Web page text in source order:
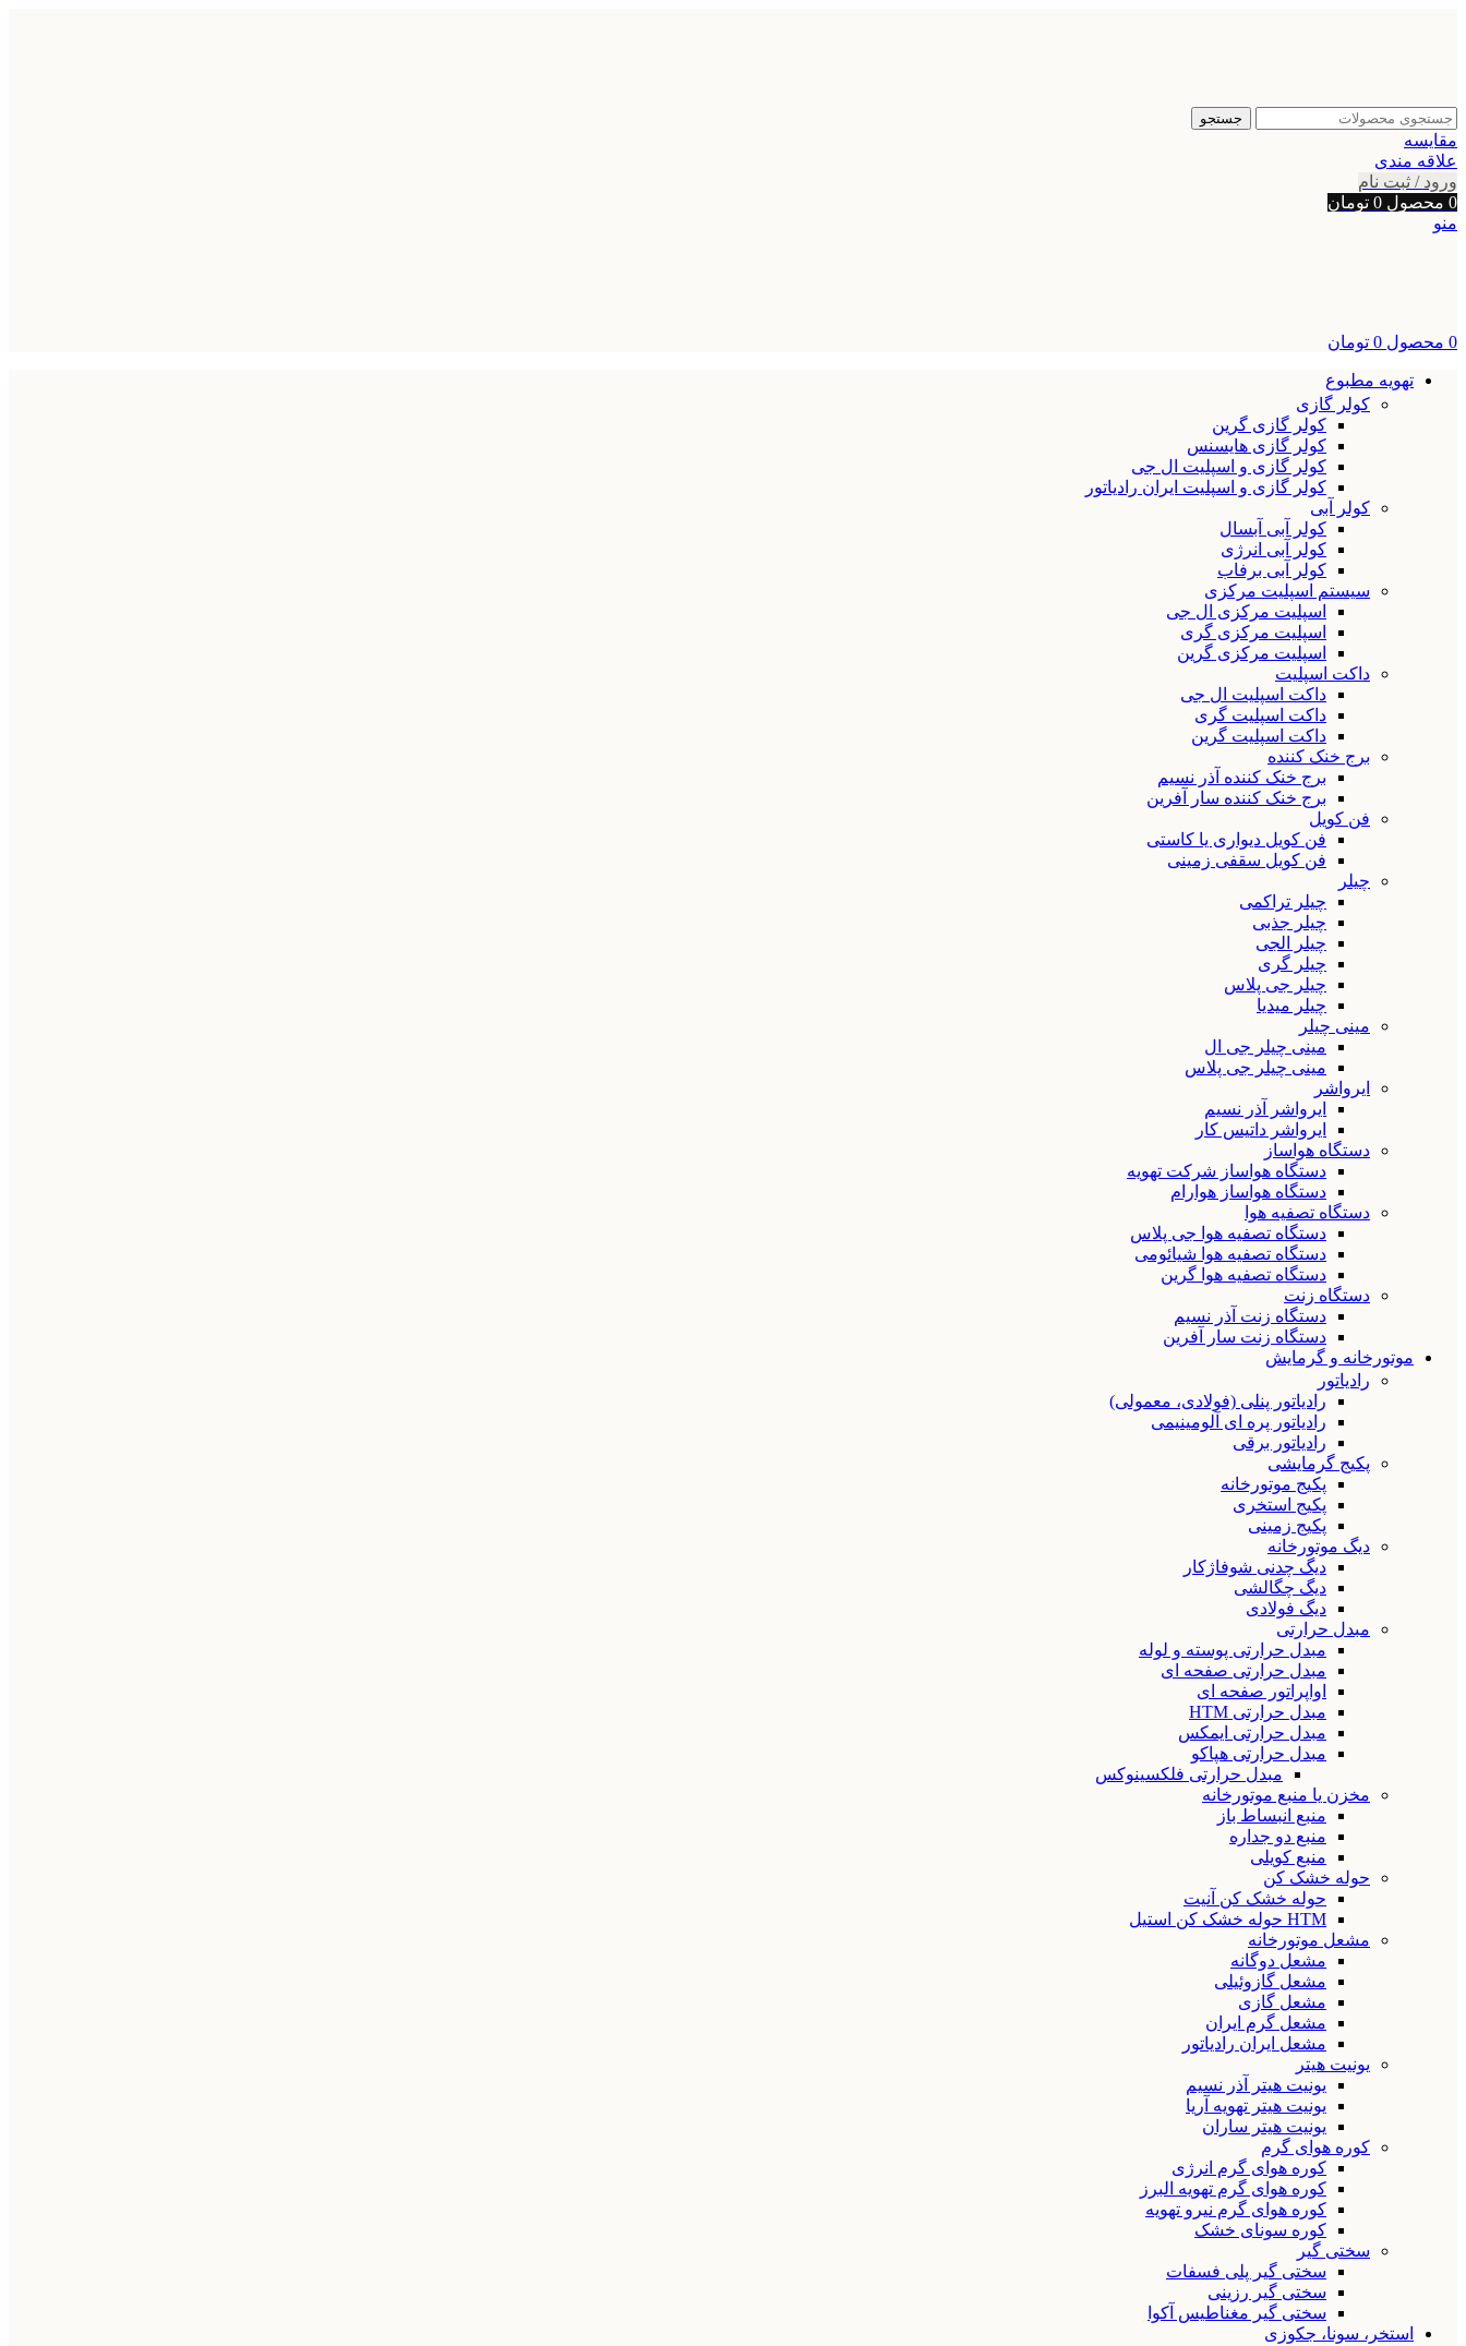
جستجو
مقایسه
علاقه مندی
ورود / ثبت نام
0 محصول 0 تومان
منو
0 محصول 0 تومان
تهویه مطبوع
کولر گازی
کولر گازی گرین
کولر گازی هایسنس
کولر گازی و اسپلیت ال جی
کولر گازی و اسپلیت ایران رادیاتور
کولر آبی
کولر آبی آبسال
کولر آبی انرژی
کولر آبی برفاب
سیستم اسپلیت مرکزی
اسپلیت مرکزی ال جی
اسپلیت مرکزی گری
اسپلیت مرکزی گرین
داکت اسپلیت
داکت اسپلیت ال جی
داکت اسپلیت گری
داکت اسپلیت گرین
برج خنک کننده
برج خنک کننده آذر نسیم
برج خنک کننده سار آفرین
فن کویل
فن کویل دیواری یا کاستی
فن کویل سقفی زمینی
چیلر
چیلر تراکمی
چیلر جذبی
چیلر الجی
چیلر گری
چیلر جی پلاس
چیلر میدیا
مینی چیلر
مینی چیلر جی ال
مینی چیلر جی پلاس
ایرواشر
ایرواشر آذر نسیم
ایرواشر داتیس کار
دستگاه هواساز
دستگاه هواساز شرکت تهویه
دستگاه هواساز هوارام
دستگاه تصفیه هوا
دستگاه تصفیه هوا جی پلاس
دستگاه تصفیه هوا شیائومی
دستگاه تصفیه هوا گرین
دستگاه زنت
دستگاه زنت آذر نسیم
دستگاه زنت سار آفرین
موتورخانه و گرمایش
رادیاتور
رادیاتور پنلی (فولادی، معمولی)
رادیاتور پره ای آلومینیمی
رادیاتور برقی
پکیج گرمایشی
پکیج موتورخانه
پکیج استخری
پکیج زمینی
دیگ موتورخانه
دیگ چدنی شوفاژکار
دیگ چگالشی
دیگ فولادی
مبدل حرارتی
مبدل حرارتی پوسته و لوله
مبدل حرارتی صفحه ای
اواپراتور صفحه ای
مبدل حرارتی HTM
مبدل حرارتی ایمکس
مبدل حرارتی هپاکو
مبدل حرارتی فلکسینوکس
مخزن یا منبع موتورخانه
منبع انبساط باز
منبع دو جداره
منبع کویلی
حوله خشک کن
حوله خشک کن آنیت
HTM حوله خشک کن استیل
مشعل موتورخانه
مشعل دوگانه
مشعل گازوئیلی
مشعل گازی
مشعل گرم ایران
مشعل ایران رادیاتور
یونیت هیتر
یونیت هیتر آذر نسیم
یونیت هیتر تهویه آریا
یونیت هیتر ساران
کوره هوای گرم
کوره هوای گرم انرژی
کوره هوای گرم تهویه البرز
کوره هوای گرم نیرو تهویه
کوره سونای خشک
سختی گیر
سختی گیر پلی فسفات
سختی گیر رزینی
سختی گیر مغناطیس آکوا
استخر، سونا، جکوزی